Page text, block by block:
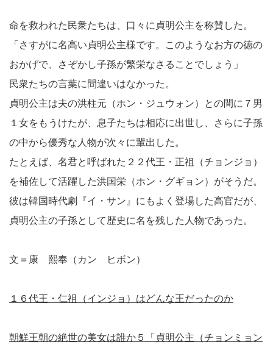
命を救われた民衆たちは、口々に貞明公主を称賛した。
「さすがに名高い貞明公主様です。このようなお方の徳の
おかげで、さぞかし子孫が繁栄なさることでしょう」
民衆たちの言葉に間違いはなかった。
貞明公主は夫の洪柱元（ホン・ジュウォン）との間に７男
１女をもうけたが、息子たちは相応に出世し、さらに子孫
の中から優秀な人物が次々に輩出した。
たとえば、名君と呼ばれた２２代王・正祖（チョンジョ）
を補佐して活躍した洪国栄（ホン・グギョン）がそうだ。
彼は韓国時代劇『イ・サン』にもよく登場した高官だが、
貞明公主の子孫として歴史に名を残した人物であった。
文＝康 熙奉（カン ヒボン）
１６代王・仁祖（インジョ）はどんな王だったのか
朝鮮王朝の絶世の美女は誰か５「貞明公主（チョンミョン